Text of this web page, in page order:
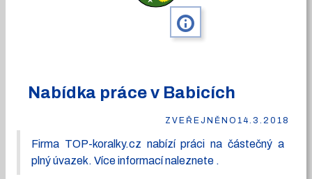
info
Nabídka práce v Babicích
ZVEŘEJNĚNO 14.3.2018
Firma TOP-koralky.cz nabízí práci na částečný a
plný úvazek. Více informací naleznete .